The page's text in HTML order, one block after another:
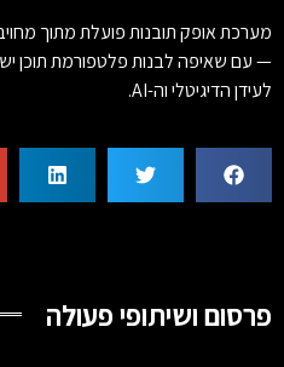
מערכת אופק תובנות פועלת מתוך
— עם שאיפה לבנות פלטפורמת תוכן
לעידן הדיגיטלי וה-AI.
פרסום ושיתופי פעולה